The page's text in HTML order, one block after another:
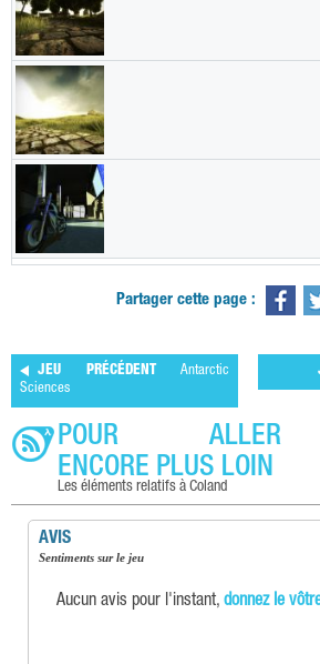
Partager cette page :
JEU PRÉCÉDENT Antarctic
Sciences
POUR ALLER
ENCORE PLUS LOIN
Les éléments relatifs à Coland
AVIS
Sentiments sur le jeu
Aucun avis pour l'instant, donnez le